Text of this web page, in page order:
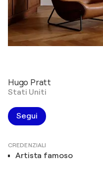
Hugo Pratt
Stati Uniti
Segui
CREDENZIALI
Artista famoso